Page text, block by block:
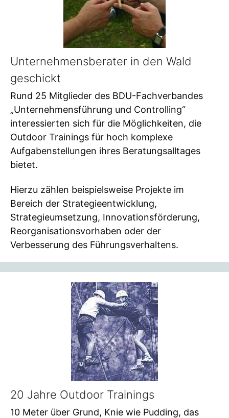
Unternehmensberater in den Wald
geschickt
Rund 25 Mitglieder des BDU-Fachverbandes
„Unternehmensführung und Controlling“
interessierten sich für die Möglichkeiten, die
Outdoor Trainings für hoch komplexe
Aufgabenstellungen ihres Beratungsalltages
bietet.
Hierzu zählen beispielsweise Projekte im
Bereich der Strategieentwicklung,
Strategieumsetzung, Innovationsförderung,
Reorganisationsvorhaben oder der
Verbesserung des Führungsverhaltens.
20 Jahre Outdoor Trainings
10 Meter über Grund, Knie wie Pudding, das